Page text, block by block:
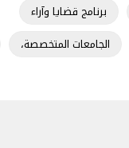
برنامج قضايا وآراء
الجامعات المتخصصة،